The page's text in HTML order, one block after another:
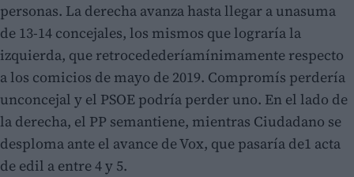
personas. La derecha avanza hasta llegar a unasuma
de 13-14 concejales, los mismos que lograría la
izquierda, que retrocedederíamínimamente respecto
a los comicios de mayo de 2019. Compromís perdería
unconcejal y el PSOE podría perder uno. En el lado de
la derecha, el PP semantiene, mientras Ciudadano se
desploma ante el avance de Vox, que pasaría de1 acta
de edil a entre 4 y 5.